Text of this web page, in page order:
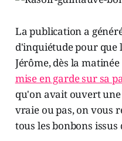
La publication a
d'inquiétude pour que
Jérôme, dès la
mise en garde sur sa
qu'on avait ouvert
vraie ou pas, on vous
tous les bonbons